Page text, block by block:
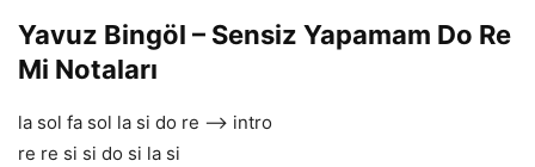
Yavuz Bingöl – Sensiz Yapamam Do Re
Mi Notaları
la sol fa sol la si do re –> intro
re re si si do si la si